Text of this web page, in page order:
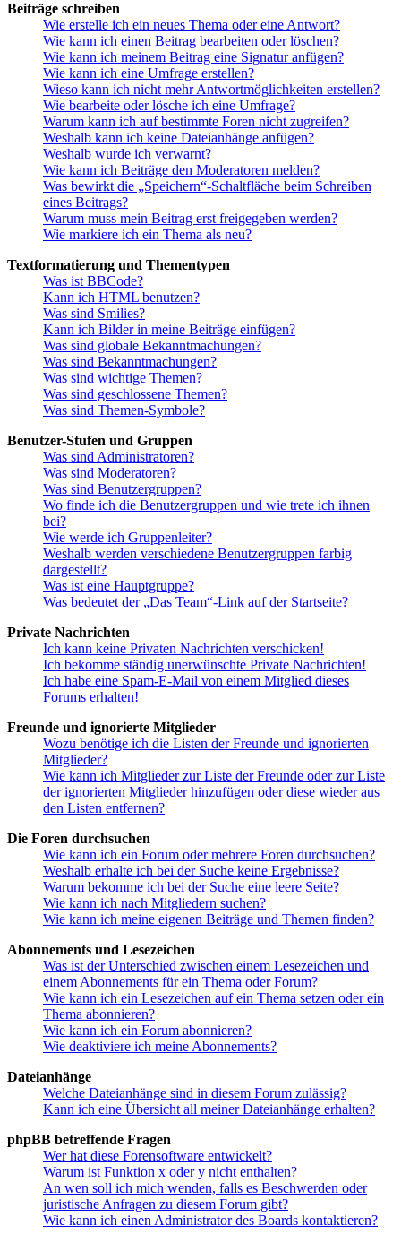
Beiträge schreiben
Wie erstelle ich ein neues Thema oder eine Antwort?
Wie kann ich einen Beitrag bearbeiten oder löschen?
Wie kann ich meinem Beitrag eine Signatur anfügen?
Wie kann ich eine Umfrage erstellen?
Wieso kann ich nicht mehr Antwortmöglichkeiten erstellen?
Wie bearbeite oder lösche ich eine Umfrage?
Warum kann ich auf bestimmte Foren nicht zugreifen?
Weshalb kann ich keine Dateianhänge anfügen?
Weshalb wurde ich verwarnt?
Wie kann ich Beiträge den Moderatoren melden?
Was bewirkt die „Speichern“-Schaltfläche beim Schreiben
eines Beitrags?
Warum muss mein Beitrag erst freigegeben werden?
Wie markiere ich ein Thema als neu?
Textformatierung und Thementypen
Was ist BBCode?
Kann ich HTML benutzen?
Was sind Smilies?
Kann ich Bilder in meine Beiträge einfügen?
Was sind globale Bekanntmachungen?
Was sind Bekanntmachungen?
Was sind wichtige Themen?
Was sind geschlossene Themen?
Was sind Themen-Symbole?
Benutzer-Stufen und Gruppen
Was sind Administratoren?
Was sind Moderatoren?
Was sind Benutzergruppen?
Wo finde ich die Benutzergruppen und wie trete ich ihnen
bei?
Wie werde ich Gruppenleiter?
Weshalb werden verschiedene Benutzergruppen farbig
dargestellt?
Was ist eine Hauptgruppe?
Was bedeutet der „Das Team“-Link auf der Startseite?
Private Nachrichten
Ich kann keine Privaten Nachrichten verschicken!
Ich bekomme ständig unerwünschte Private Nachrichten!
Ich habe eine Spam-E-Mail von einem Mitglied dieses
Forums erhalten!
Freunde und ignorierte Mitglieder
Wozu benötige ich die Listen der Freunde und ignorierten
Mitglieder?
Wie kann ich Mitglieder zur Liste der Freunde oder zur Liste
der ignorierten Mitglieder hinzufügen oder diese wieder aus
den Listen entfernen?
Die Foren durchsuchen
Wie kann ich ein Forum oder mehrere Foren durchsuchen?
Weshalb erhalte ich bei der Suche keine Ergebnisse?
Warum bekomme ich bei der Suche eine leere Seite?
Wie kann ich nach Mitgliedern suchen?
Wie kann ich meine eigenen Beiträge und Themen finden?
Abonnements und Lesezeichen
Was ist der Unterschied zwischen einem Lesezeichen und
einem Abonnements für ein Thema oder Forum?
Wie kann ich ein Lesezeichen auf ein Thema setzen oder ein
Thema abonnieren?
Wie kann ich ein Forum abonnieren?
Wie deaktiviere ich meine Abonnements?
Dateianhänge
Welche Dateianhänge sind in diesem Forum zulässig?
Kann ich eine Übersicht all meiner Dateianhänge erhalten?
phpBB betreffende Fragen
Wer hat diese Forensoftware entwickelt?
Warum ist Funktion x oder y nicht enthalten?
An wen soll ich mich wenden, falls es Beschwerden oder
juristische Anfragen zu diesem Forum gibt?
Wie kann ich einen Administrator des Boards kontaktieren?